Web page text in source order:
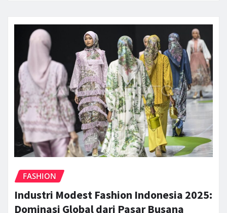
FASHION
Industri Modest Fashion Indonesia 2025:
Dominasi Global dari Pasar Busana